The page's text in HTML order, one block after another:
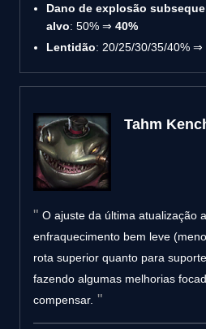
Dano de explosão
alvo: 50% ⇒ 40%
Lentidão: 20/25/30/35/40% ⇒
Tahm
O ajuste da última atualização
enfraquecimento bem leve
rota superior quanto para
fazendo algumas melhorias
compensar.